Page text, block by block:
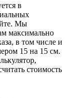
в
Мы
максимально
в том числе и
15 на 15 см.
стоимость